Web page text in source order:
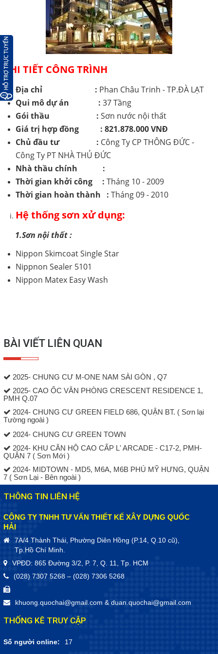
CHI TIẾT CÔNG TRÌNH
Địa chỉ : Phan Châu Trinh - TP.ĐÀ LẠT
Qui mô dự án : 37 Tầng
Gói thầu
: Sơn nước nội thất
Giá trị hợp đồng : 821.878.000 VNĐ
Chủ đầu tư : Công Ty CP THÔNG ĐỨC -
Công Ty PT NHÀ THỦ ĐỨC
Nhà thầu chính :
Thời gian khởi công : Tháng 10 - 2009
Thời gian hoàn thành : Tháng 09 - 2010
Hệ thống sơn xử dụng:
1.Sơn nội thất :
Nippon Skimcoat Single Star
Nippnon Sealer 5101
Nippon Matex Easy Wash
BÀI VIẾT LIÊN QUAN
2025- CHUNG CƯ M-ONE NAM SÀI GÒN , Q7
2025- CAO ỐC VĂN PHÒNG CRESCENT RESIDENCE 1,
PMH Q.07
2024- CHUNG CƯ GREEN FIELD 686, QUẬN BT. ( Sơn lại
Tường ngoài )
2024- CHUNG CƯ GREEN TOWN
2024- KHU CĂN HỘ CAO CẤP L' ARCADE - C17-2, PMH-
QUẬN 7 ( Sơn Mới )
2024- MIDTOWN - MD5, M6A, M6B PHÚ MỸ HƯNG, QUẬN
7 ( Sơn Lại - Bên ngoài )
THÔNG TIN LIÊN HỆ
CÔNG TY TNHH TƯ VẤN THIẾT KẾ XÂY DỰNG QUỐC
HẢI
7A/4 Thành Thái, Phường Diên Hồng (P.14, Q.10 cũ),
Tp.Hồ Chí Minh.
VPĐD: 865 Đường 3/2, P. 7, Q. 11, Tp. HCM
(028) 7307 5268 – (028) 7306 5268
khuong.quochai@gmail.com & duan.quochai@gmail.com
THỐNG KÊ TRUY CẬP
Số người online:
17
Facebook
Twitter
LIÊN HỆ
0907 809 788
Email
khuong.quochai@gmail.com
Gọi cho chúng tôi
Nhắn tin
Mail
COPYRIGHT 2018. ALL RIGHTS RESERVED